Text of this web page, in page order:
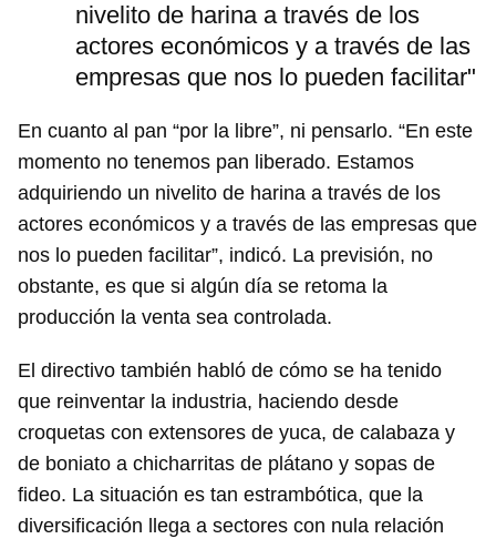
Guardar como favorito
Para poder guardar como favorito, primero has de
iniciar sesión con tu cuenta de 14ymedio.
nivelito de harina a través de los
actores económicos y a través de las
empresas que nos lo pueden facilitar"
En cuanto al pan “por la libre”, ni pensarlo. “En este
momento no tenemos pan liberado. Estamos
adquiriendo un nivelito de harina a través de los
actores económicos y a través de las empresas que
nos lo pueden facilitar”, indicó. La previsión, no
obstante, es que si algún día se retoma la
producción la venta sea controlada.
El directivo también habló de cómo se ha tenido
que reinventar la industria, haciendo desde
croquetas con extensores de yuca, de calabaza y
de boniato a chicharritas de plátano y sopas de
fideo. La situación es tan estrambótica, que la
diversificación llega a sectores con nula relación